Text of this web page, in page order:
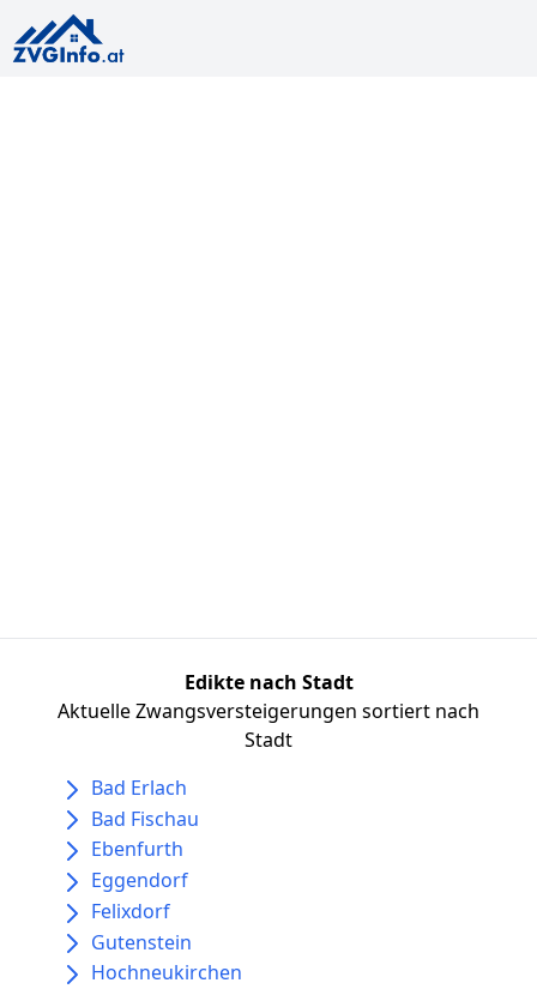
Edikte nach Stadt
Aktuelle Zwangsversteigerungen sortiert nach
Stadt
Bad Erlach
Bad Fischau
Ebenfurth
Eggendorf
Felixdorf
Gutenstein
Hochneukirchen